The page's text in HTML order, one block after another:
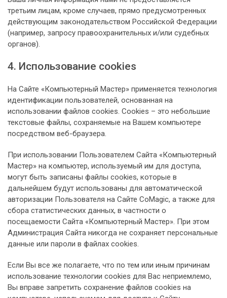
третьим лицам, кроме случаев, прямо предусмотренных
действующим законодательством Российской Федерации
(например, запросу правоохранительных и/или судебных
органов).
4. Использование cookies
На Сайте «Компьютерный Мастер» применяется технология
идентификации пользователей, основанная на
использовании файлов cookies. Сookies – это небольшие
текстовые файлы, сохраняемые на Вашем компьютере
посредством веб-браузера.
При использовании Пользователем Сайта «Компьютерный
Мастер» на компьютер, используемый им для доступа,
могут быть записаны файлы cookies, которые в
дальнейшем будут использованы для автоматической
авторизации Пользователя на Сайте CoMagic, а также для
сбора статистических данных, в частности о
посещаемости Сайта «Компьютерный Мастер». При этом
Администрация Сайта никогда не сохраняет персональные
данные или пароли в файлах cookies.
Если Вы все же полагаете, что по тем или иным причинам
использование технологии cookies для Вас неприемлемо,
Вы вправе запретить сохранение файлов cookies на